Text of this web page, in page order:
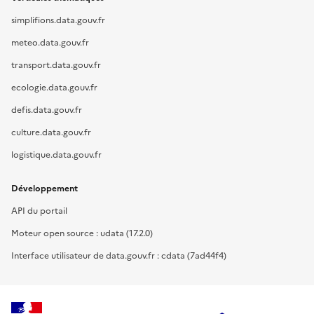
simplifions.data.gouv.fr
meteo.data.gouv.fr
transport.data.gouv.fr
ecologie.data.gouv.fr
defis.data.gouv.fr
culture.data.gouv.fr
logistique.data.gouv.fr
Développement
API du portail
Moteur open source : udata (17.2.0)
Interface utilisateur de data.gouv.fr : cdata (7ad44f4)